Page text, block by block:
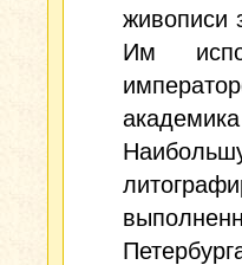
живописи
Им